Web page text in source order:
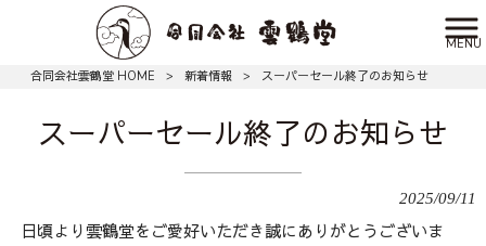
MENU
合同会社雲鶴堂 HOME > 新着情報 > スーパーセール終了のお知らせ
スーパーセール終了のお知らせ
2025/09/11
日頃より雲鶴堂をご愛好いただき誠にありがとうございま